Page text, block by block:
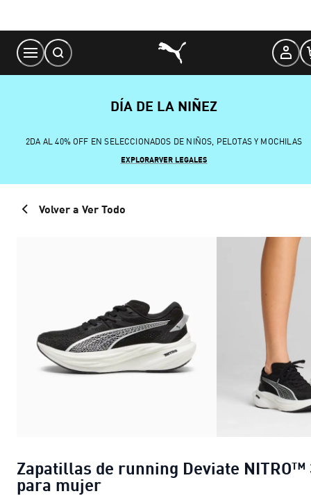
Content
DÍA DE LA NIÑEZ
2DA AL 40% OFF EN SELECCIONADOS DE NIÑOS, PELOTAS Y MOCHILAS
EXPLORARVER LEGALES
Volver a Ver Todo
Zapatillas de running Deviate NITRO™
para mujer